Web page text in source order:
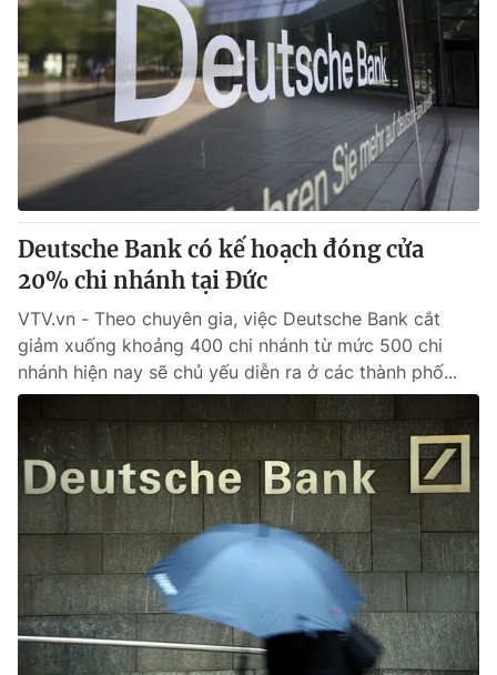
® Cấm sao chép dưới mọi hình thức nếu không có sự chấp
thuận bằng văn bản. Ghi rõ nguồn VTV.vn khi phát hành lại
thông tin từ website này.
Deutsche Bank có kế hoạch đóng cửa
20% chi nhánh tại Đức
VTV.vn - Theo chuyên gia, việc Deutsche Bank cắt
giảm xuống khoảng 400 chi nhánh từ mức 500 chi
nhánh hiện nay sẽ chủ yếu diễn ra ở các thành phố...